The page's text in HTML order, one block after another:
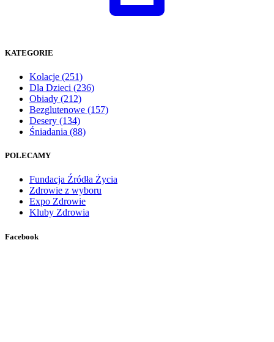
KATEGORIE
Kolacje (251)
Dla Dzieci (236)
Obiady (212)
Bezglutenowe (157)
Desery (134)
Śniadania (88)
POLECAMY
Fundacja Źródła Życia
Zdrowie z wyboru
Expo Zdrowie
Kluby Zdrowia
Facebook